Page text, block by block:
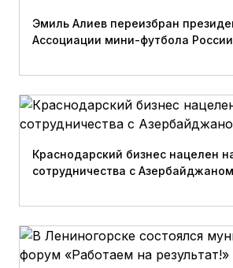
Эмиль Алиев переизбран
Ассоциации мини-футбола России
Краснодарский бизнес нацелен
сотрудничества с Азербайджаном